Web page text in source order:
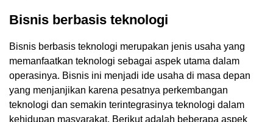
Bisnis berbasis teknologi
Bisnis berbasis teknologi merupakan jenis usaha yang
memanfaatkan teknologi sebagai aspek utama dalam
operasinya. Bisnis ini menjadi ide usaha di masa depan
yang menjanjikan karena pesatnya perkembangan
teknologi dan semakin terintegrasinya teknologi dalam
kehidupan masyarakat. Berikut adalah beberapa aspek